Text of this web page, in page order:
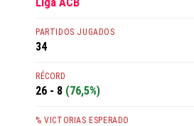
PARTIDOS JUGADOS
34
RÉCORD
26 - 8 (76,5%)
% VICTORIAS ESPERADO